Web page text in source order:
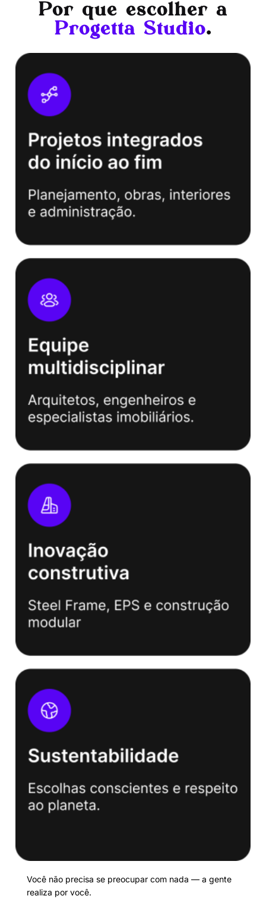
Por que escolher a
Progetta Studio.
Você não precisa se preocupar com nada — a gente
realiza por você.